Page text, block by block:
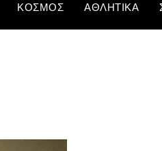
ΚΌΣΜΟΣ ΑΘΛΗΤΙΚΆ